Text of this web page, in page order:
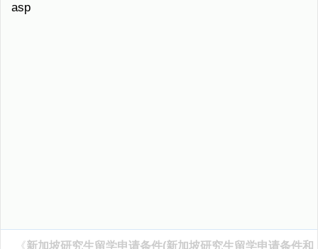
asp
《新加坡研究生留学申请条件(新加坡研究生留学申请条件和